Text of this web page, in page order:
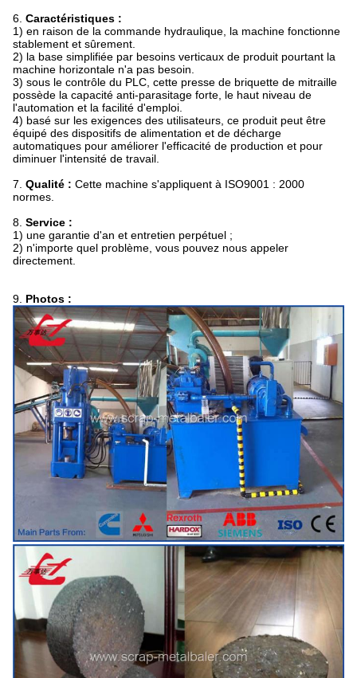
6. Caractéristiques :
1) en raison de la commande hydraulique, la machine fonctionne
stablement et sûrement.
2) la base simplifiée par besoins verticaux de produit pourtant la
machine horizontale n'a pas besoin.
3) sous le contrôle du PLC, cette presse de briquette de mitraille
possède la capacité anti-parasitage forte, le haut niveau de
l'automation et la facilité d'emploi.
4) basé sur les exigences des utilisateurs, ce produit peut être
équipé des dispositifs de alimentation et de décharge
automatiques pour améliorer l'efficacité de production et pour
diminuer l'intensité de travail.
7. Qualité : Cette machine s'appliquent à ISO9001 : 2000
normes.
8. Service :
1) une garantie d'an et entretien perpétuel ;
2) n'importe quel problème, vous pouvez nous appeler
directement.
9. Photos :